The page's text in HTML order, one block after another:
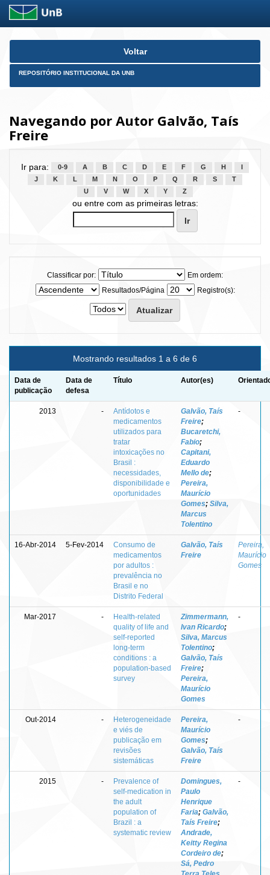
Skip
Voltar
REPOSITÓRIO INSTITUCIONAL DA UNB
Navegando por Autor Galvão, Taís
Freire
Ir para: 0-9 A B C D E F G H
J
K L M N O P Q R S
T
U
V W X Y Z
ou entre com as primeiras letras:
Classificar por:
Em ordem:
Resultados/Página
Registro(s):
Mostrando resultados 1 a 6 de 6
Data de
publicação
Data de
defesa
Título Autor(es)
2013 -
Antídotos e
medicamentos
utilizados para
tratar
intoxicações no
Brasil :
necessidades,
disponibilidade e
oportunidades
Galvão, Taís
Freire;
Bucaretchi,
Fabio;
Capitani,
Eduardo
Mello de;
Pereira,
Maurício
Gomes; Silva,
Marcus
Tolentino
-
16-Abr-2014 5-Fev-2014
Consumo de
medicamentos
por adultos :
prevalência no
Brasil e no
Distrito Federal
Galvão, Taís
Freire
Pereira,
Maurício
Gomes
Mar-2017 -
Health-related
quality of life and
self-reported
long-term
conditions : a
population-based
survey
Zimmermann,
Ivan Ricardo;
Silva, Marcus
Tolentino;
Galvão, Taís
Freire;
Pereira,
Maurício
Gomes
-
Out-2014 -
Heterogeneidade
e viés de
publicação em
revisões
sistemáticas
Pereira,
Maurício
Gomes;
Galvão, Taís
Freire
-
2015 -
Prevalence of
self-medication in
the adult
population of
Brazil : a
systematic review
Domingues,
Paulo
Henrique
Faria; Galvão,
Taís Freire;
Andrade,
Keitty Regina
Cordeiro de;
Sá, Pedro
-